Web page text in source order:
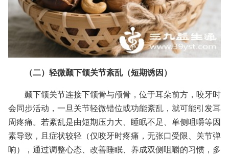
（二）轻微颞下颌关节紊乱（短期诱因）
颞下颌关节连接下颌骨与颅骨，位于耳朵前方，咬牙时
会同步活动，一旦关节轻微错位或功能紊乱，就可能引发耳
周疼痛。若紊乱是由短期压力大、睡眠不足、单侧咀嚼等因
素导致，且症状较轻（仅咬牙时疼痛，无张口受限、关节弹
响），通过调整心态、改善睡眠、养成双侧咀嚼的习惯，多